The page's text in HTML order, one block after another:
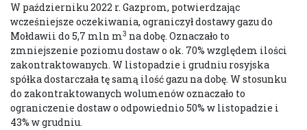
W październiku 2022 r. Gazprom, potwierdzając
wcześniejsze oczekiwania, ograniczył dostawy gazu do
Mołdawii do 5,7 mln m3 na dobę. Oznaczało to
zmniejszenie poziomu dostaw o ok. 70% względem ilości
zakontraktowanych. W listopadzie i grudniu rosyjska
spółka dostarczała tę samą ilość gazu na dobę. W stosunku
do zakontraktowanych wolumenów oznaczało to
ograniczenie dostaw o odpowiednio 50% w listopadzie i
43% w grudniu.